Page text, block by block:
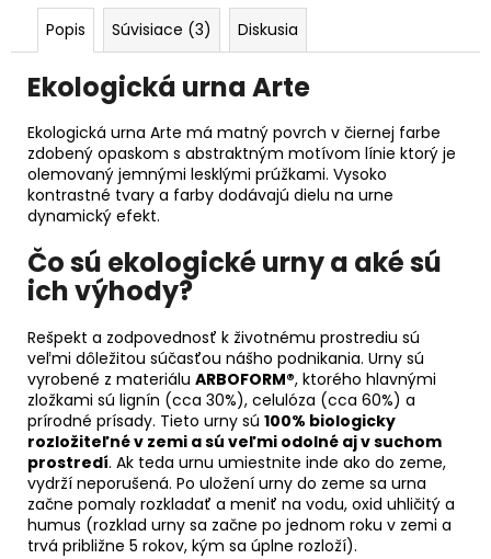
Popis Súvisiace (3) Diskusia
Ekologická urna Arte
Ekologická urna Arte má matný povrch v čiernej farbe
zdobený opaskom s abstraktným motívom línie ktorý je
olemovaný jemnými lesklými prúžkami. Vysoko
kontrastné tvary a farby dodávajú dielu na urne
dynamický efekt.
Čo sú ekologické urny a aké sú
ich výhody?
Rešpekt a zodpovednosť k životnému prostrediu sú
veľmi dôležitou súčasťou nášho podnikania. Urny sú
vyrobené z materiálu ARBOFORM®, ktorého hlavnými
zložkami sú lignín (cca 30%), celulóza (cca 60%) a
prírodné prísady. Tieto urny sú 100% biologicky
rozložiteľné v zemi a sú veľmi odolné aj v suchom
prostredí. Ak teda urnu umiestnite inde ako do zeme,
vydrží neporušená. Po uložení urny do zeme sa urna
začne pomaly rozkladať a meniť na vodu, oxid uhličitý a
humus (rozklad urny sa začne po jednom roku v zemi a
trvá približne 5 rokov, kým sa úplne rozloží).